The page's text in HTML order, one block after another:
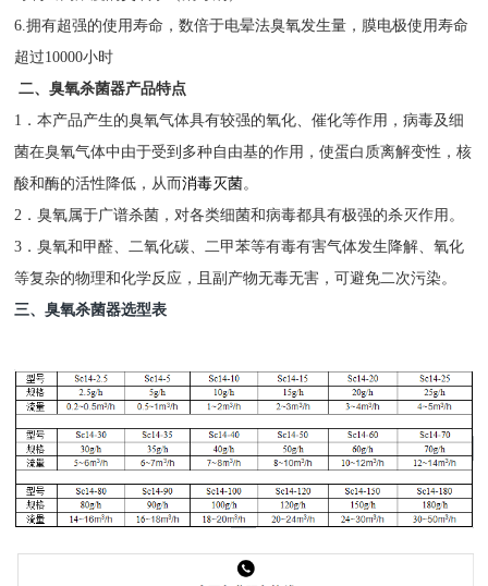
6.拥有超强的使用寿命，数倍于电晕法臭氧发生量，膜电极使用寿命
超过10000小时
二、臭氧杀菌器产品特点
1．本产品产生的臭氧气体具有较强的氧化、催化等作用，病毒及细
菌在臭氧气体中由于受到多种自由基的作用，使蛋白质离解变性，核
酸和酶的活性降低，从而消毒灭菌。
2．臭氧属于广谱杀菌，对各类细菌和病毒都具有极强的杀灭作用。
3．臭氧和甲醛、二氧化碳、二甲苯等有毒有害气体发生降解、氧化
等复杂的物理和化学反应，且副产物无毒无害，可避免二次污染。
三、臭氧杀菌器选型表